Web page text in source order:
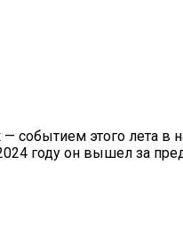
событием этого лета в
году он вышел за